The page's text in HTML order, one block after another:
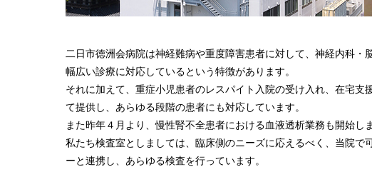
二日市徳洲会病院は神経難病や重度障害患者に対して、神経内科
幅広い診療に対応しているという特徴があります。
それに加えて、重症小児患者のレスパイト入院の受け入れ、在宅
て提供し、あらゆる段階の患者にも対応しています。
また昨年４月より、慢性腎不全患者における血液透析業務も開始し
私たち検査室としましては、臨床側のニーズに応えるべく、当院
ーと連携し、あらゆる検査を行っています。